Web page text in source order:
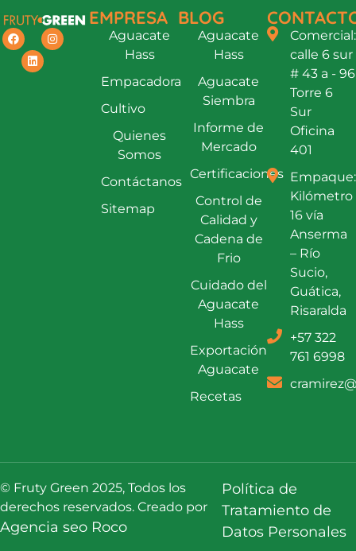
EMPRESA
Aguacate
Hass
Empacadora
Cultivo
Quienes
Somos
Contáctanos
Sitemap
BLOG
Aguacate
Hass
Aguacate
Siembra
Informe de
Mercado
Certificaciones
Control de
Calidad y
Cadena de
Frio
Cuidado del
Aguacate
Hass
Exportación
Aguacate
Recetas
Comercial:
calle 6 sur
# 43 a - 96
Torre 6
Sur
Oficina
401
Empaque:
Kilómetro
16 vía
Anserma
– Río
Sucio,
Guática,
Risaralda
+57 322
761 6998
© Fruty Green 2025, Todos los
derechos reservados. Creado por
Agencia seo Roco
Política de
Tratamiento de
Datos Personales